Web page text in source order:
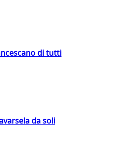
di tutti
da soli